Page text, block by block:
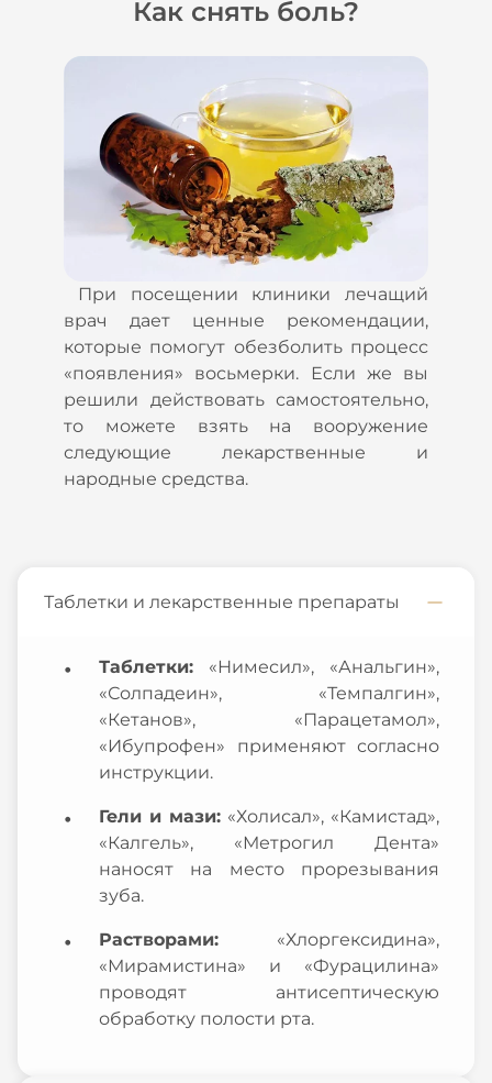
Как снять боль?
При посещении клиники лечащий
врач дает ценные рекомендации,
которые помогут обезболить процесс
«появления» восьмерки. Если же вы
решили действовать самостоятельно,
то можете взять на вооружение
следующие лекарственные и
народные средства.
Таблетки и лекарственные препараты
Таблетки: «Нимесил», «Анальгин»,
«Солпадеин», «Темпалгин»,
«Кетанов», «Парацетамол»,
«Ибупрофен» применяют согласно
инструкции.
Гели и мази: «Холисал», «Камистад»,
«Калгель», «Метрогил Дента»
наносят на место прорезывания
зуба.
Растворами: «Хлоргексидина»,
«Мирамистина» и «Фурацилина»
проводят антисептическую
обработку полости рта.